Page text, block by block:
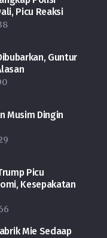
Picu Reaksi
Guntur
Musim Dingin
Picu
Kesepakatan
Mie Sedaap